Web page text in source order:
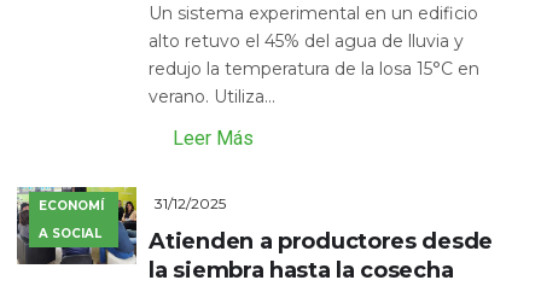
Un sistema experimental en un edificio
alto retuvo el 45% del agua de lluvia y
redujo la temperatura de la losa 15°C en
verano. Utiliza...
Leer Más
ECONOMÍ
A SOCIAL
31/12/2025
Atienden a productores desde
la siembra hasta la cosecha